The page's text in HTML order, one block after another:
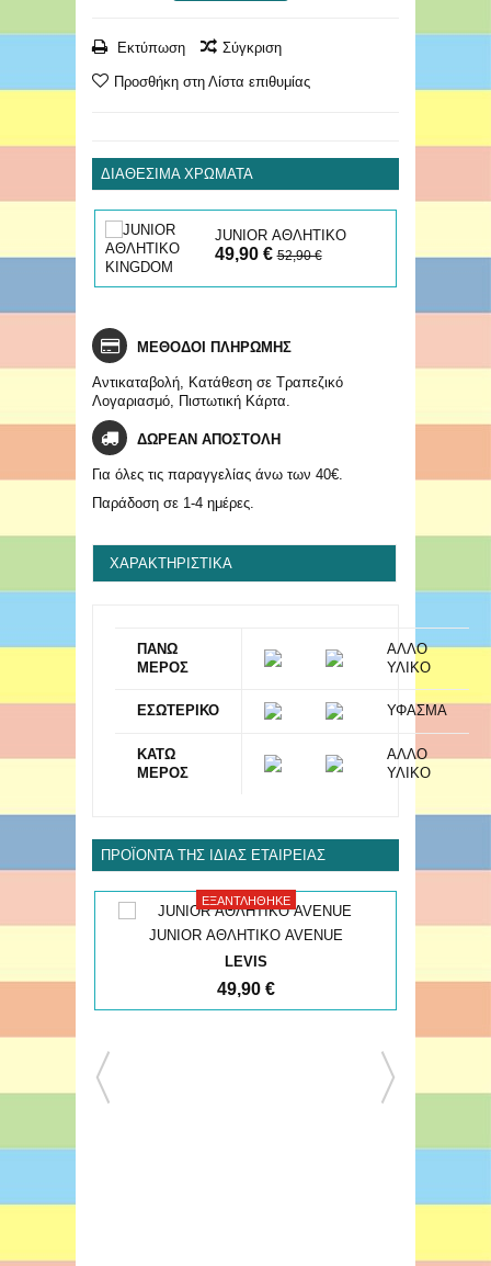
Εκτύπωση Σύγκριση
Προσθήκη στη Λίστα επιθυμίας
ΔΙΑΘΈΣΙΜΑ ΧΡΏΜΑΤΑ
JUNIOR ΑΘΛΗΤΙΚΟ
KINGDOM
49,90 €52,90 €
ΜΕΘΟΔΟΙ ΠΛΗΡΩΜΗΣ
Αντικαταβολή, Κατάθεση σε Τραπεζικό
Λογαριασμό, Πιστωτική Κάρτα.
ΔΩΡΕΑΝ ΑΠΟΣΤΟΛΗ
Για όλες τις παραγγελίας άνω των 40€.
Παράδοση σε 1-4 ημέρες.
ΧΑΡΑΚΤΗΡΙΣΤΙΚΆ
ΠΑΝΩ
ΜΕΡΟΣ
ΑΛΛΟ
ΥΛΙΚΟ
ΕΣΩΤΕΡΙΚΟ ΥΦΑΣΜΑ
ΚΑΤΩ
ΜΕΡΟΣ
ΑΛΛΟ
ΥΛΙΚΟ
ΠΡΟΪΌΝΤΑ ΤΗΣ ΊΔΙΑΣ ΕΤΑΙΡΕΊΑΣ
ΈΚΠΤΩΣΗ!
ΕΞΑΝΤΛΉΘΗΚΕ
JUNIOR ΑΘΛΗΤΙΚΟ AVENUE
LEVIS
49,90 €